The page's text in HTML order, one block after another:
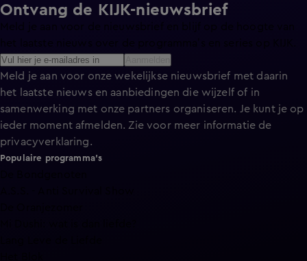
Ontvang de KIJK-nieuwsbrief
Meld je aan voor onze wekelijkse nieuwsbrief met daarin
het laatste nieuws en aanbiedingen die wijzelf of in
samenwerking met onze partners organiseren. Je kunt je op
ieder moment afmelden. Zie voor meer informatie de
privacyverklaring.
Populaire programma's